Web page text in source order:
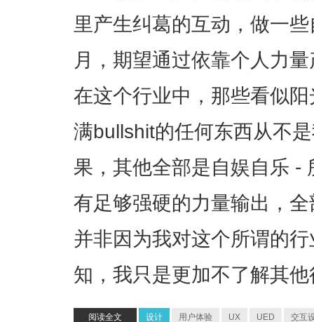
里产生纠葛的互动，做一
月，期望通过依靠个人力
在这个行业中，那些看似
满bullshit的任何东西从不
果，其他全部是自娱自乐 -
有足够强硬的力量输出，
并非因为我对这个所谓的
知，我只是更加不了解其
阅读全文 设计 用户体验 UX UED 交互